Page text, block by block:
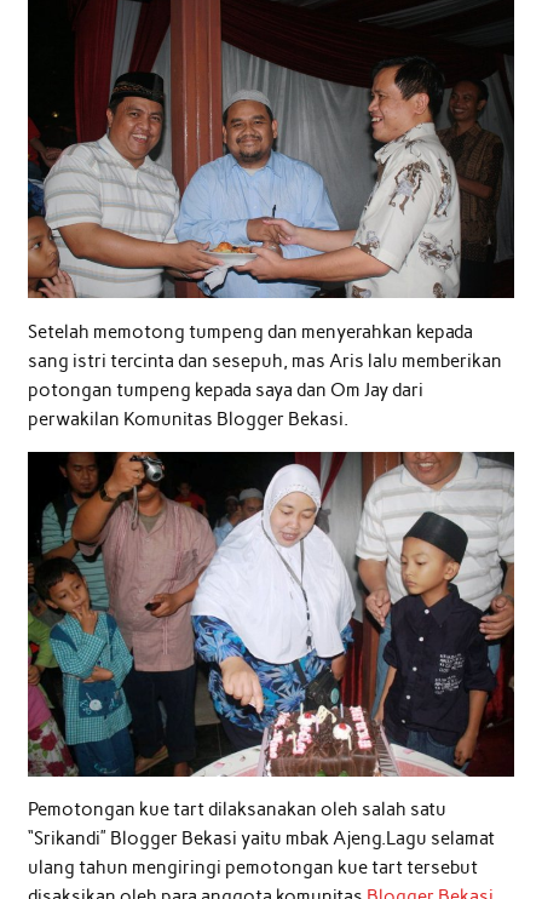
Setelah memotong tumpeng dan menyerahkan kepada
sang istri tercinta dan sesepuh, mas Aris lalu memberikan
potongan tumpeng kepada saya dan Om Jay dari
perwakilan Komunitas Blogger Bekasi.
Pemotongan kue tart dilaksanakan oleh salah satu
“Srikandi” Blogger Bekasi yaitu mbak Ajeng.Lagu selamat
ulang tahun mengiringi pemotongan kue tart tersebut